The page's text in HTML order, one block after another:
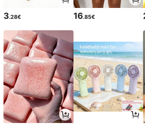
3.28€ 16.85€